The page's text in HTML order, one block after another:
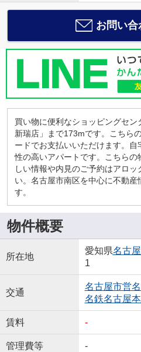
お問い合
買い物に便利なショッピングセ
新瑞店」まで173mです。こちら
ードでお支払いいただけます。
性の高いアパートです。こちら
しい情報や内見のご予約はアロッ
い。名古屋市南区を中心に不動産
す。
物件概要
所在地
愛知県名古
1
交通
名古屋市営
名鉄名古屋
賃料 -
管理費等 -